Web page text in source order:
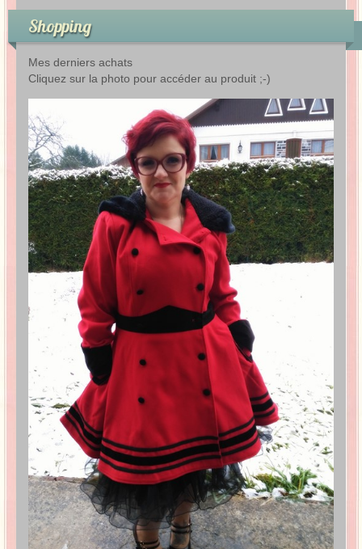
Shopping
Mes derniers achats
Cliquez sur la photo pour accéder au produit ;-)